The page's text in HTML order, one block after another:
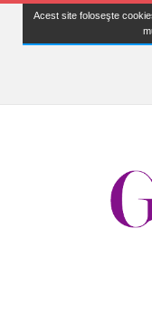
Acest site foloseşte